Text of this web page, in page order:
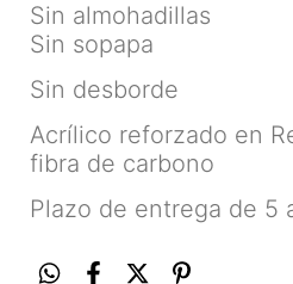
Sin almohadillas
Sin sopapa
Sin desborde
Acrílico reforzado en
fibra de carbono
Plazo de entrega de 5